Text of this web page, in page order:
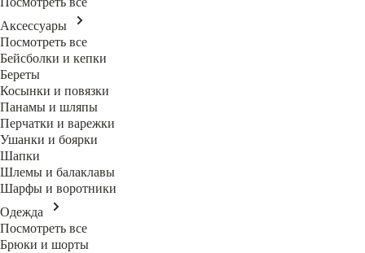
Аксессуары
Посмотреть все
Бейсболки и кепки
Береты
Косынки и повязки
Панамы и шляпы
Перчатки и варежки
Ушанки и боярки
Шапки
Шлемы и балаклавы
Шарфы и воротники
Одежда
Посмотреть все
Брюки и шорты